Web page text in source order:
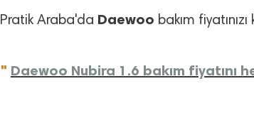
Pratik Araba'da Daewoo bakım
" Daewoo Nubira 1.6 bakım fiyatını